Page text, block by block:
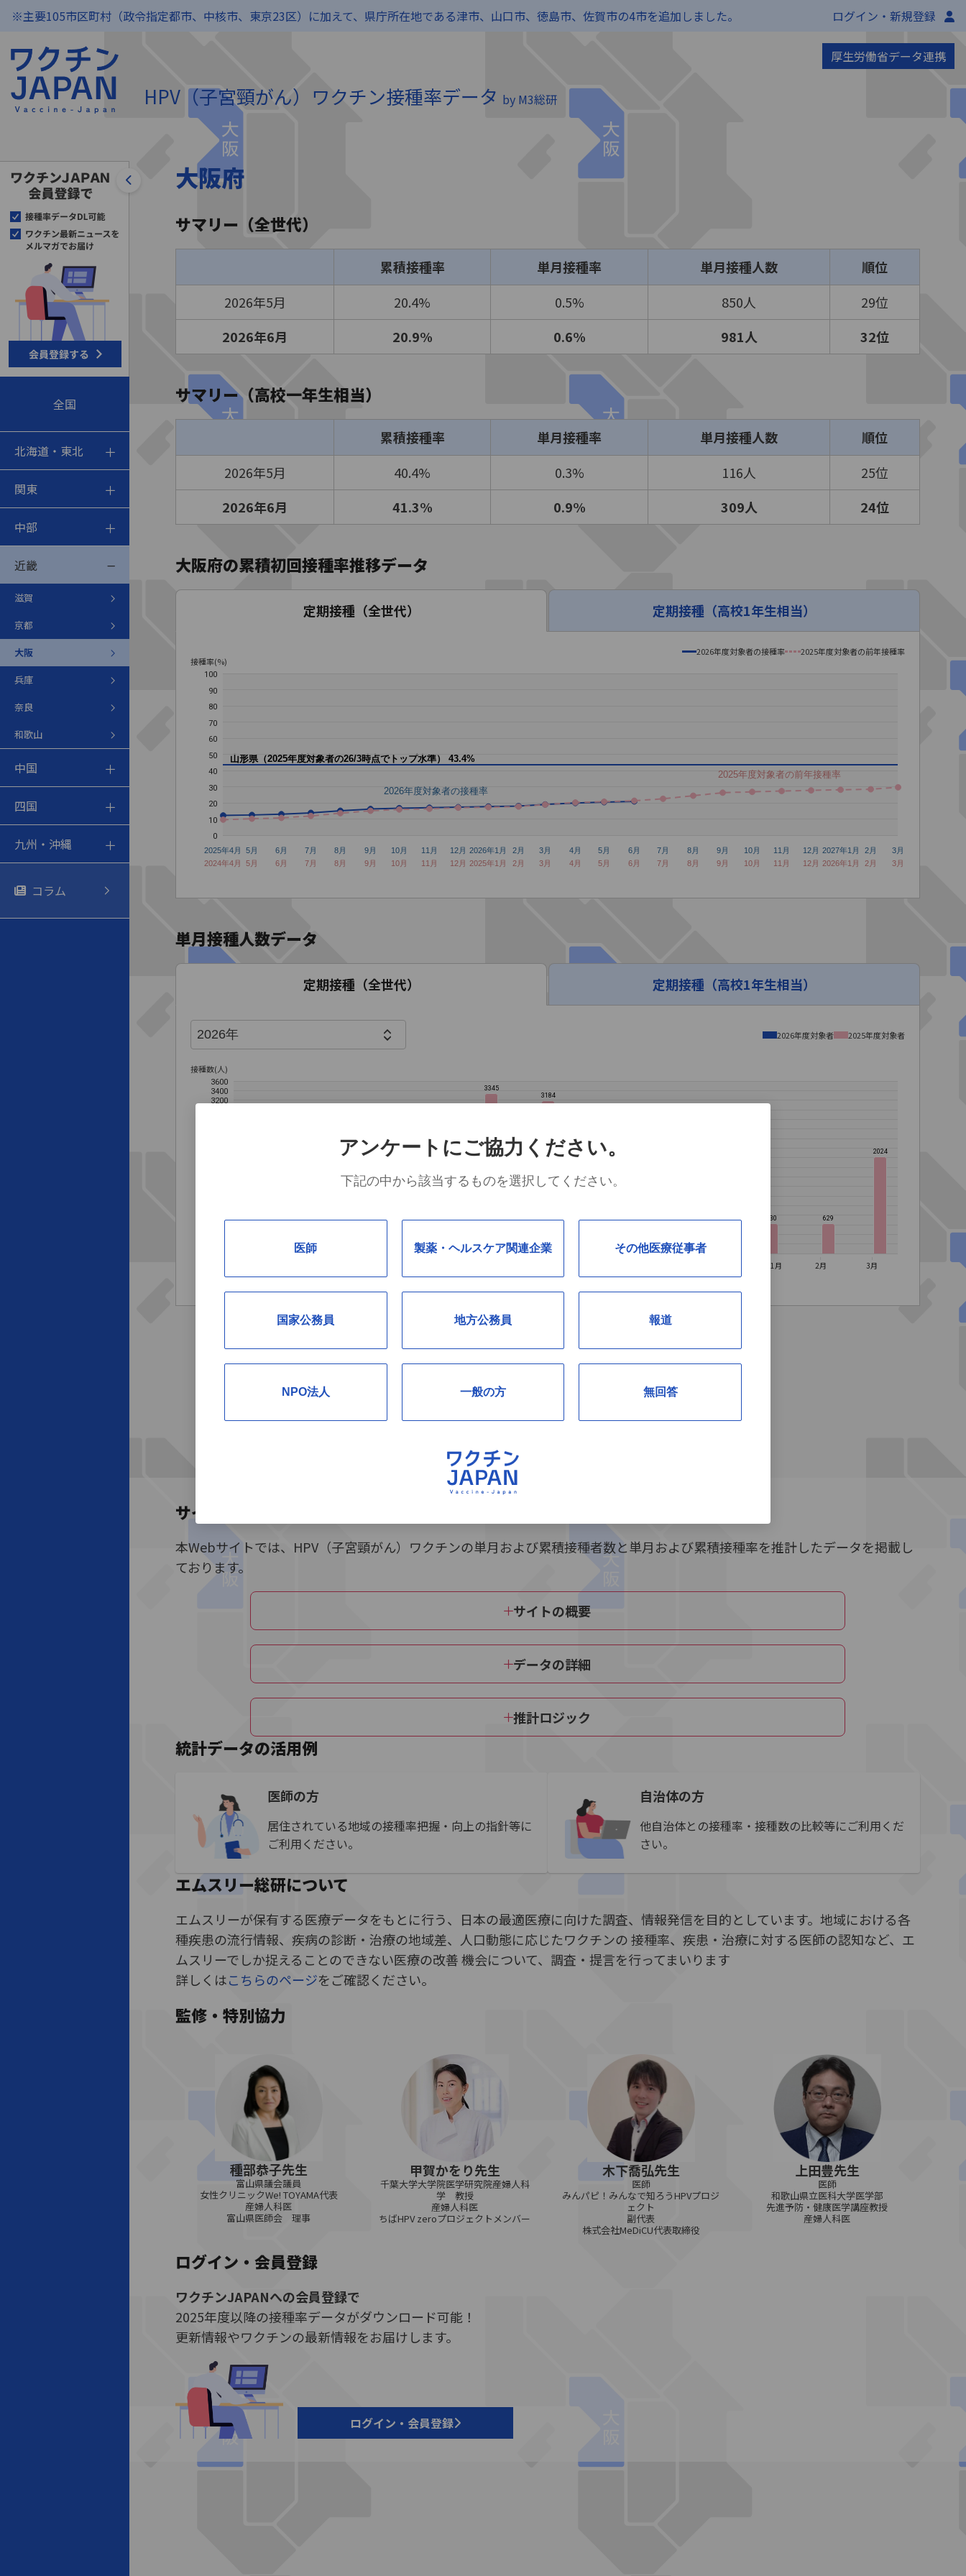
アンケートにご協力ください。
下記の中から該当するものを選択してください。
医師 製薬・ヘルスケア関連企業 その他医療従事者
国家公務員 地方公務員 報道
NPO法人 一般の方 無回答
※主要105市区町村（政令指定都市、中核市、東京23区）に加えて、県庁所在地である津市、山口市、徳島市、佐賀市の4市を追加しました。 ログイン・新規登録
HPV（子宮頸がん）ワクチン接種率データ by M3総研
厚生労働省データ連携
全国
北海道・東北
関東
中部
近畿
滋賀
京都
大阪
兵庫
奈良
和歌山
中国
四国
九州・沖縄
コラム
大阪府
サマリー（全世代）
累積接種率 単月接種率 単月接種人数
順位
2026年5月
20.4% 0.5% 850人
29位
2026年6月
20.9% 0.6% 981人 32位
サマリー（高校一年生相当）
累積接種率 単月接種率 単月接種人数
順位
2026年5月
40.4% 0.3% 116人
25位
2026年6月
41.3% 0.9% 309人 24位
大阪府の累積初回接種率推移データ
定期接種（全世代） 定期接種（高校1年生相当）
2026年度対象者の接種率
2025年度対象者の前年接種率
接種率(%)
山形県（2025年度対象者の26/3時点でトップ水準） 43.4%
2026年度対象者の接種率
2025年度対象者の前年接種率
2025年4月 5月 6月 7月 8月 9月 10月 11月 12月 2026年1月 2月 3月 4月 5月 6月 7月 8月 9月 10月 11月 12月 2027年1月 2月
3月
2024年4月
5月 6月 7月 8月 9月 10月 11月 12月 2025年1月 2月 3月 4月 5月 6月 7月 8月 9月 10月 11月 12月 2026年1月 2月 3月
0
10
20
30
40
50
60
70
80
90
100
単月接種人数データ
定期接種（全世代） 定期接種（高校1年生相当）
2026年度対象者 2025年度対象者
接種数(人)
2047
3345
3184
630 629
2024
2027年1月 2月 3月
3200
3400
3600
サイトの目的
本Webサイトでは、HPV（子宮頸がん）ワクチンの単月および累積接種者数と単月および累積接種率を推計したデータを掲載し
ております。
サイトの概要
データの詳細
推計ロジック
統計データの活用例
医師の方
居住されている地域の接種率把握・向上の指針等に
ご利用ください。
自治体の方
他自治体との接種率・接種数の比較等にご利用くだ
さい。
エムスリー総研について
エムスリーが保有する医療データをもとに行う、日本の最適医療に向けた調査、情報発信を目的としています。地域における各
種疾患の流行情報、疾病の診断・治療の地域差、人口動態に応じたワクチンの 接種率、疾患・治療に対する医師の認知など、エ
ムスリーでしか捉えることのできない医療の改善 機会について、調査・提言を行ってまいります
詳しくはこちらのページをご確認ください。
監修・特別協力
種部恭子先生
富山県議会議員
女性クリニックWe! TOYAMA代表
産婦人科医
富山県医師会 理事
甲賀かをり先生
千葉大学大学院医学研究院産婦人科
学 教授
産婦人科医
ちばHPV zeroプロジェクトメンバー
木下喬弘先生
医師
みんパピ！みんなで知ろうHPVプロジ
ェクト
副代表
株式会社MeDiCU代表取締役
上田豊先生
医師
和歌山県立医科大学医学部
先進予防・健康医学講座教授
産婦人科医
ログイン・会員登録
ログイン・会員登録
ワクチンJAPANへの会員登録で
2025年度以降の接種率データがダウンロード可能！
更新情報やワクチンの最新情報をお届けします。